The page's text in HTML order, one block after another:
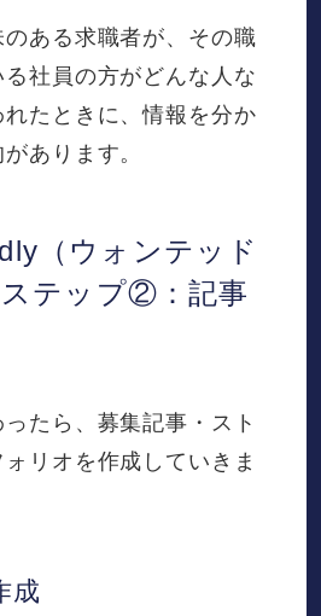
ある求職者が、その職
社員の方がどんな人な
たときに、情報を分か
あります。
（ウォンテッド
ステップ②：記事
ったら、募集記事・スト
リオを作成していきま
成